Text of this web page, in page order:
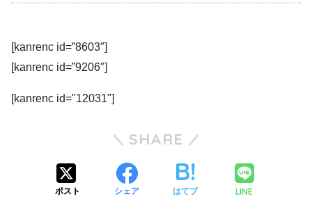
[kanrenc id=”8603″]
[kanrenc id=”9206″]
[kanrenc id="12031"]
SHARE
ポスト シェア はてブ LINE